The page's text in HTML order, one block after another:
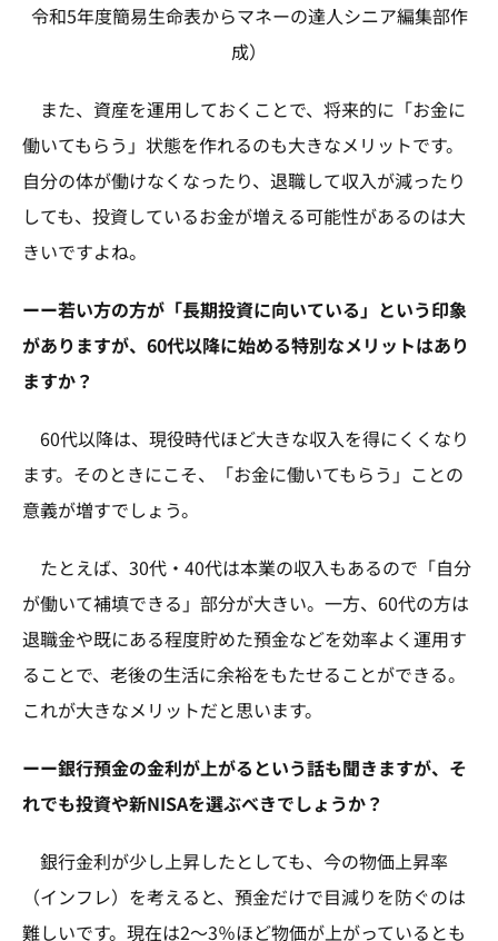
令和5年度簡易生命表からマネーの達人シニア編集部作
成）
また、資産を運用しておくことで、将来的に「お金に
働いてもらう」状態を作れるのも大きなメリットです。
自分の体が働けなくなったり、退職して収入が減ったり
しても、投資しているお金が増える可能性があるのは大
きいですよね。
ーー若い方の方が「長期投資に向いている」という印象
がありますが、60代以降に始める特別なメリットはあり
ますか？
60代以降は、現役時代ほど大きな収入を得にくくなり
ます。そのときにこそ、「お金に働いてもらう」ことの
意義が増すでしょう。
たとえば、30代・40代は本業の収入もあるので「自分
が働いて補填できる」部分が大きい。一方、60代の方は
退職金や既にある程度貯めた預金などを効率よく運用す
ることで、老後の生活に余裕をもたせることができる。
これが大きなメリットだと思います。
ーー銀行預金の金利が上がるという話も聞きますが、そ
れでも投資や新NISAを選ぶべきでしょうか？
銀行金利が少し上昇したとしても、今の物価上昇率
（インフレ）を考えると、預金だけで目減りを防ぐのは
難しいです。現在は2～3％ほど物価が上がっているとも